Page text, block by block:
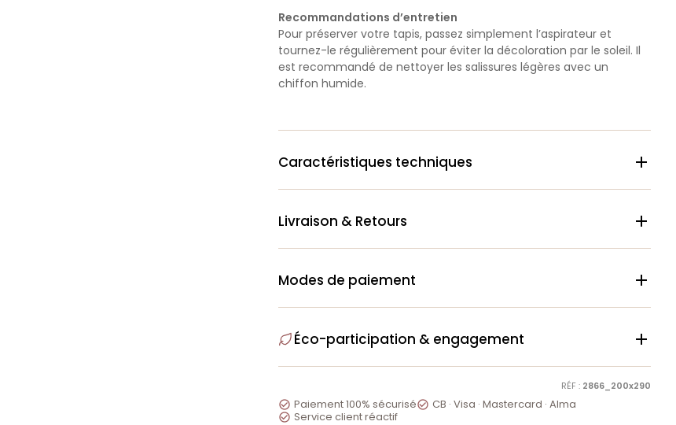
Recommandations d’entretien
Pour préserver votre tapis, passez simplement l’aspirateur et
tournez-le régulièrement pour éviter la décoloration par le soleil. Il
est recommandé de nettoyer les salissures légères avec un
chiffon humide.
Caractéristiques techniques 
Livraison & Retours 
Modes de paiement 
Éco-participation & engagement 
RÉF : 2866_200x290
 Paiement 100% sécurisé CB · Visa · Mastercard · Alma
 Service client réactif